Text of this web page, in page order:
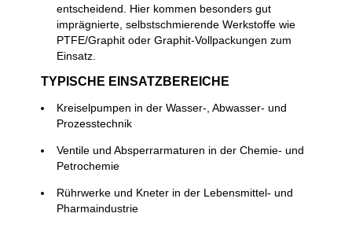
entscheidend. Hier kommen besonders gut
imprägnierte, selbstschmierende Werkstoffe wie
PTFE/Graphit oder Graphit-Vollpackungen zum
Einsatz.
TYPISCHE EINSATZBEREICHE
Kreiselpumpen in der Wasser-, Abwasser- und
Prozesstechnik
Ventile und Absperrarmaturen in der Chemie- und
Petrochemie
Rührwerke und Kneter in der Lebensmittel- und
Pharmaindustrie